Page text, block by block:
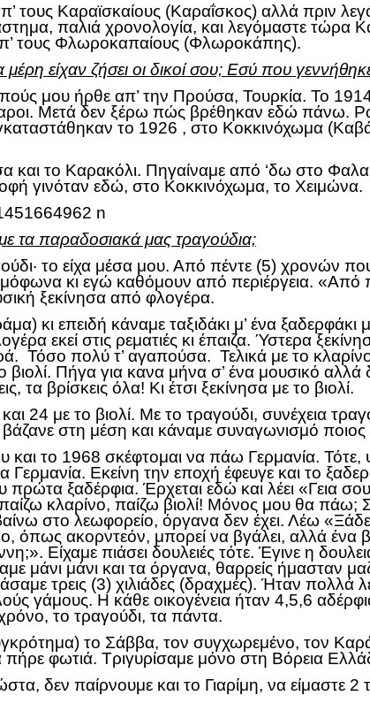
τους Καραϊσκαίους (Καραΐσκος) αλλά πριν
παλιά χρονολογία, και λεγόμαστε τώρα
τους Φλωροκαπαίους (Φλωροκάπης).
μέρη είχαν ζήσει οι δικοί σου; Εσύ που
μου ήρθε απ’ την Προύσα, Τουρκία. Το
Μετά δεν ξέρω πώς βρέθηκαν εδώ πάνω.
το 1926 , στο Κοκκινόχωμα
και το Καρακόλι. Πηγαίναμε από ‘δω στο
γινόταν εδώ, στο Κοκκινόχωμα, το Χειμώνα.
τα παραδοσιακά μας τραγούδια;
το είχα μέσα μου. Από πέντε (5)
κι εγώ καθόμουν από περιέργεια.
ξεκίνησα από φλογέρα.
κι επειδή κάναμε ταξιδάκι μ’ ένα ξαδερφάκι
εκεί στις ρεματιές κι έπαιζα. Ύστερα
Τόσο πολύ τ’ αγαπούσα. Τελικά με το
βιολί. Πήγα για κανα μήνα σ’ ένα μουσικό
τα βρίσκεις όλα! Κι έτσι ξεκίνησα με το βιολί.
24 με το βιολί. Με το τραγούδι, συνέχεια
στη μέση και κάναμε συναγωνισμό
και το 1968 σκέφτομαι να πάω Γερμανία.
Γερμανία. Εκείνη την εποχή έφευγε και το
πρώτα ξαδέρφια. Έρχεται εδώ και λέει
κλαρίνο, παίζω βιολί! Μόνος μου θα
στο λεωφορείο, όργανα δεν έχει. Λέω
ακορντεόν, μπορεί να βγάλει, αλλά ένα
Είχαμε πιάσει δουλειές τότε. Έγινε η
μάνι μάνι και τα όργανα, θαρρείς ήμασταν
τρεις (3) χιλιάδες (δραχμές). Ήταν πολλά
γάμους. Η κάθε οικογένεια ήταν 4,5,6
το τραγούδι, τα πάντα.
το Σάββα, τον συγχωρεμένο, τον
φωτιά. Τριγυρίσαμε μόνο στη Βόρεια
δεν παίρνουμε και το Γιαρίμη, να είμαστε